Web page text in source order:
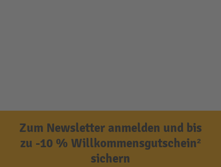
Zum Newsletter anmelden und bis
zu -10 % Willkommensgutschein²
sichern